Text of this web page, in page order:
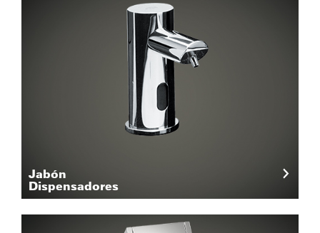
Jabón
Dispensadores